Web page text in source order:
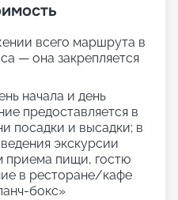
всего маршрута в
— она закрепляется
начала и день
предоставляется в
посадки и высадки; в
экскурсии
приема пищи, гостю
в ресторане/кафе
бокс»